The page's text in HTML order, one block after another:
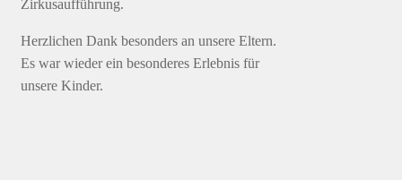
Zirkusaufführung.
Herzlichen Dank besonders an unsere Eltern.
Es war wieder ein besonderes Erlebnis für
unsere Kinder.